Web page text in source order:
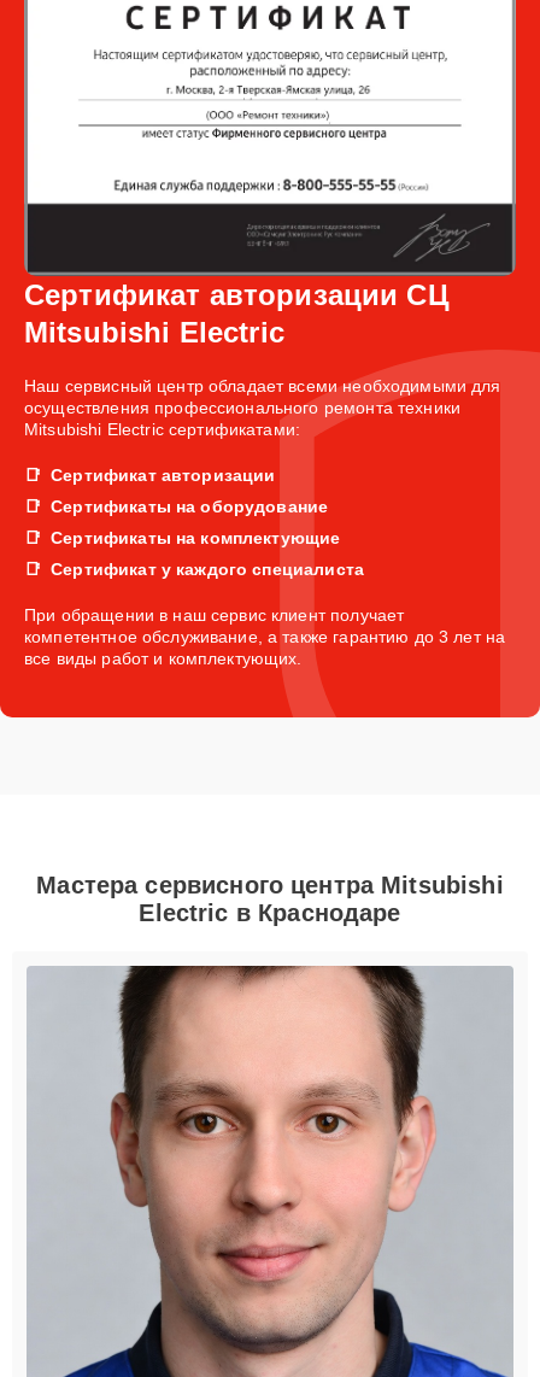
Сертификат авторизации СЦ
Mitsubishi Electric
Наш сервисный центр обладает всеми необходимыми для
осуществления профессионального ремонта техники
Mitsubishi Electric сертификатами:
Сертификат авторизации
Сертификаты на оборудование
Сертификаты на комплектующие
Сертификат у каждого специалиста
При обращении в наш сервис клиент получает
компетентное обслуживание, а также гарантию до 3 лет на
все виды работ и комплектующих.
Мастера сервисного центра Mitsubishi
Electric в Краснодаре